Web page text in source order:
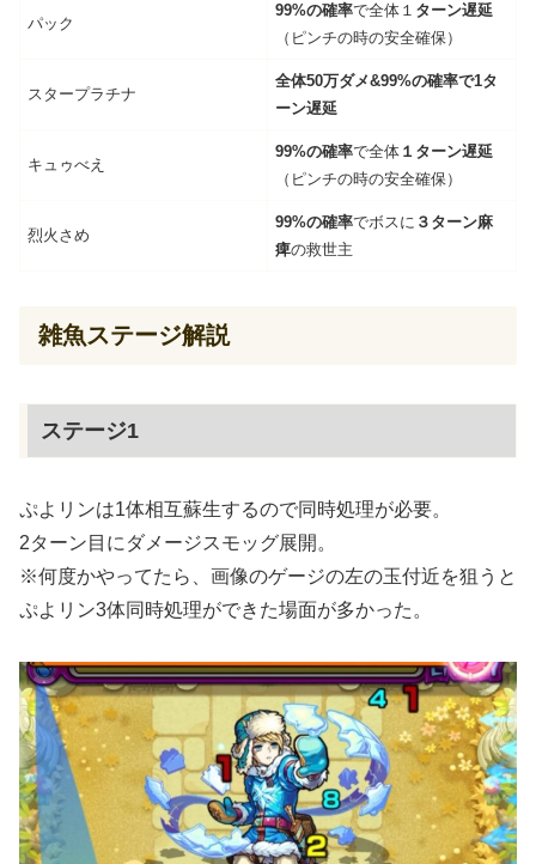
パック
99%の確率で全体１ ターン遅延
（ピンチの時の安全確保）
スタープラチナ
全体50万ダメ&99%の確率で1タ
ーン遅延
キュゥべえ
99%の確率で全体 １ターン遅延
（ピンチの時の安全確保）
烈火さめ
99%の確率でボスに ３ターン麻
痺の救世主
雑魚ステージ解説
ステージ1
ぷよリンは1体相互蘇生するので同時処理が必要。
2ターン目にダメージスモッグ展開。
※何度かやってたら、画像のゲージの左の玉付近を狙うと
ぷよリン3体同時処理ができた場面が多かった。